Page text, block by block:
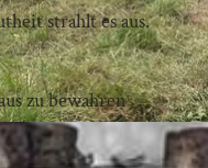
strahlt es aus.
zu bewahren